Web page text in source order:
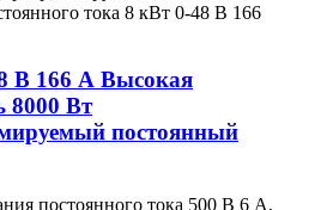
В 166 А Высокая
8000 Вт
постоянный